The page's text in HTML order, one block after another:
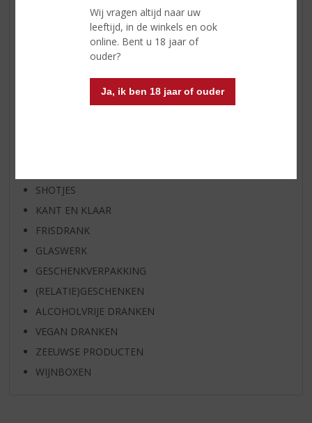
Wij vragen altijd naar uw
leeftijd, in de winkels en ook
online. Bent u 18 jaar of
ouder?
Ja, ik ben 18 jaar of ouder
RUM VAN DE MAAND
BIER VAN DE MAAND
SPIRIT VAN DE MAAND
SHOTJES
KANT EN KLAAR
FRISDRANK
GLASWERK
GESCHENKVERPAKKING
(RELATIE)GESCHENKEN
ALCOHOLVRIJE DRANKEN
VEGAN DRANKEN
ZEEUWSE PRODUCTEN
WIJNBOXEN